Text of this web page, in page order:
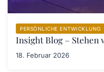
PERSÖNLICHE ENTWICKLUNG
Insight Blog – Stehen
18. Februar 2026